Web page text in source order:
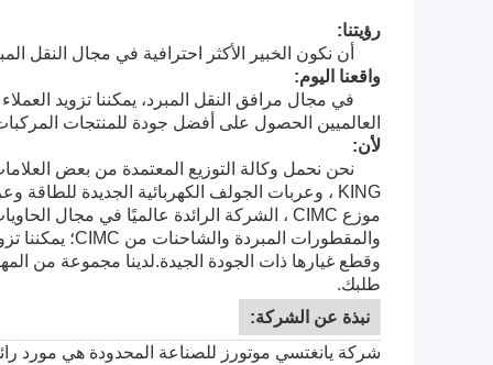
رؤيتنا:
أن نكون الخبير الأكثر احترافية في مجال النقل
واقعنا اليوم:
في مجال مرافق النقل المبرد، يمكننا تزويد
العالميين الحصول على أفضل جودة للمنتجات
لأن:
نحن نحمل وكالة التوزيع المعتمدة من بعض
KING ، وعربات الجولف الكهربائية الجديدة للطاقة
موزع CIMC ، الشركة الرائدة عالميًا في مجال
وقطع غيارها ذات الجودة الجيدة.لدينا مجموعة من
طلبك.
نبذة عن الشركة:
شركة يانغتسي موتورز للصناعة المحدودة هي مورد